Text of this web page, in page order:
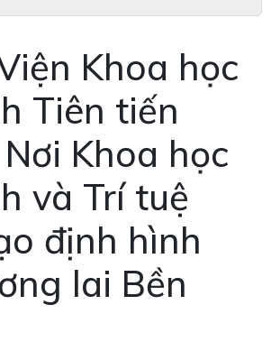
Khoa học
Tiên tiến
Khoa học
và Trí tuệ
định hình
lai Bền